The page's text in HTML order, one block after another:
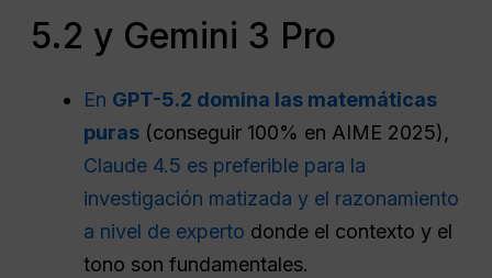
5.2 y Gemini 3 Pro
En GPT-5.2 domina las matemáticas
puras (conseguir 100% en AIME 2025),
Claude 4.5 es preferible para la
investigación matizada y el razonamiento
a nivel de experto donde el contexto y el
tono son fundamentales.